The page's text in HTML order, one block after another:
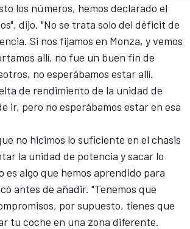
los números, hemos declarado el
dijo. "No se trata solo del déficit de
Si nos fijamos en Monza, y vemos
allí, no fue un buen fin de
no esperábamos estar allí.
de rendimiento de la unidad de
ir, pero no esperábamos estar en esa
no hicimos lo suficiente en el chasis
la unidad de potencia y sacar lo
es algo que hemos aprendido para
antes de añadir. "Tenemos que
por supuesto, tienes que
tu coche en una zona diferente.